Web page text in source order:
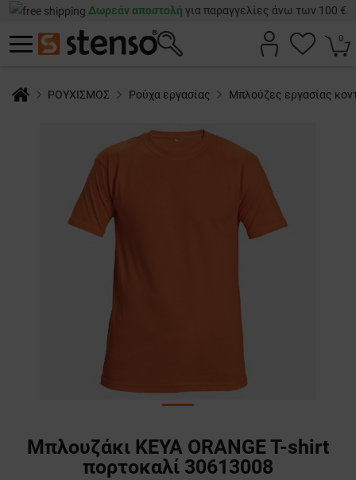
Δωρεάν αποστολή για παραγγελίες άνω των 100 €
0
ΡΟΥΧΙΣΜΟΣ Ρούχα εργασίας Μπλούζες εργασίας
Μπλουζάκι KEYA ORANGE T-shirt
πορτοκαλί 30613008